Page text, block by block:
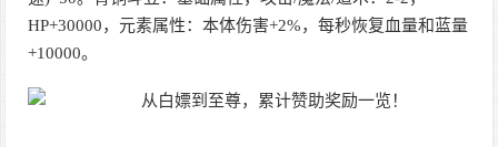
HP+30000，元素属性：本体伤害+2%，每秒恢复血量和蓝量
+10000。